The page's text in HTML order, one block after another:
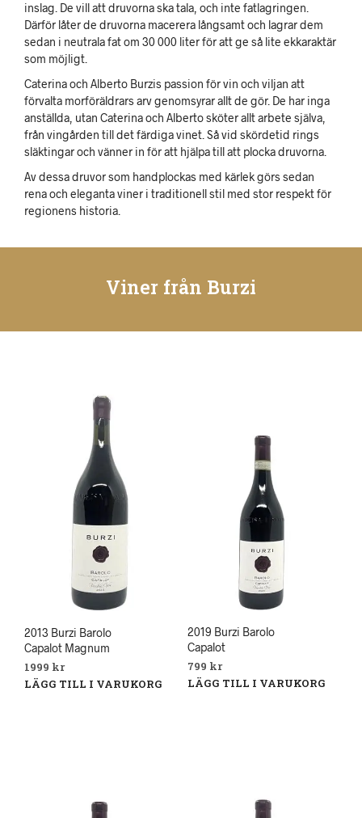
inslag. De vill att druvorna ska tala, och inte fatlagringen.
Därför låter de druvorna macerera långsamt och lagrar dem
sedan i neutrala fat om 30 000 liter för att ge så lite ekkaraktär
som möjligt.
Caterina och Alberto Burzis passion för vin och viljan att
förvalta morföräldrars arv genomsyrar allt de gör. De har inga
anställda, utan Caterina och Alberto sköter allt arbete själva,
från vingården till det färdiga vinet. Så vid skördetid rings
släktingar och vänner in för att hjälpa till att plocka druvorna.
Av dessa druvor som handplockas med kärlek görs sedan
rena och eleganta viner i traditionell stil med stor respekt för
regionens historia.
Viner från Burzi
2013 Burzi Barolo
Capalot Magnum
1999 kr
LÄGG TILL I VARUKORG
2019 Burzi Barolo
Capalot
799 kr
LÄGG TILL I VARUKORG